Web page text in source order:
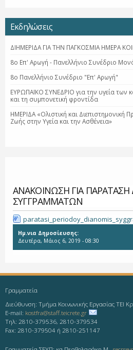
Εκδηλώσεις
ΔΙΗΜΕΡΙΔΑ ΓΙΑ ΤΗΝ ΠΑΓΚΟΣΜΙΑ ΗΜΕΡΑ
8ο Επ' Αρωγή - Πανελλήνιο Συνέδριο
8ο Πανελλήνιο Συνέδριο "Επ' Αρωγή"
ΕΥΡΩΠΑΪΚΟ ΣΥΝΕΔΡΙΟ για την υγεία των
και τη συμπονετική φροντίδα
ΗΜΕΡΙΔΑ «Ολιστική και Διεπιστημονική
Ζωής στην Υγεία και την Ασθένεια»
ΑΝΑΚΟΙΝΩΣΗ ΓΙΑ
ΣΥΓΓΡΑΜΜΑΤΩΝ
Ημ.νια Δημοσίευσης:
Δευτέρα, Μάιος 6, 2019 - 08:30
Γραμματεία
Διεύθυνση: Τμήμα Κοινωνικής Εργασίας ΤΕΙ
E-mail: kostfra@staff.teicrete.gr
Τηλ: 2810-379536, 2810-379534
Fax: 2810-379504 ή 2810-251147